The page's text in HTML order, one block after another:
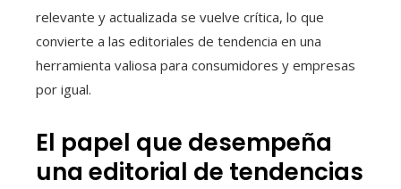
relevante y actualizada se vuelve crítica, lo que
convierte a las editoriales de tendencia en una
herramienta valiosa para consumidores y empresas
por igual.
El papel que desempeña
una editorial de tendencias